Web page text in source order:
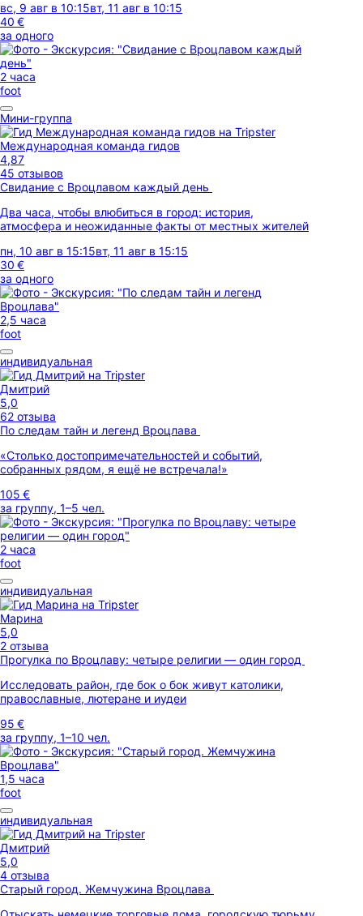
вс, 9 авг в 10:15вт, 11 авг в 10:15
40 €
за одного
2 часа
foot
Мини-группа
Международная команда гидов
4,87
45 отзывов
Свидание с Вроцлавом каждый день
Два часа, чтобы влюбиться в город: история,
атмосфера и неожиданные факты от местных жителей
пн, 10 авг в 15:15вт, 11 авг в 15:15
30 €
за одного
2,5 часа
foot
индивидуальная
Дмитрий
5,0
62 отзыва
По следам тайн и легенд Вроцлава
«Столько достопримечательностей и событий,
собранных рядом, я ещё не встречала!»
105 €
за группу, 1–5 чел.
2 часа
foot
индивидуальная
Марина
5,0
2 отзыва
Прогулка по Вроцлаву: четыре религии — один город
Исследовать район, где бок о бок живут католики,
православные, лютеране и иудеи
95 €
за группу, 1–10 чел.
1,5 часа
foot
индивидуальная
Дмитрий
5,0
4 отзыва
Старый город. Жемчужина Вроцлава